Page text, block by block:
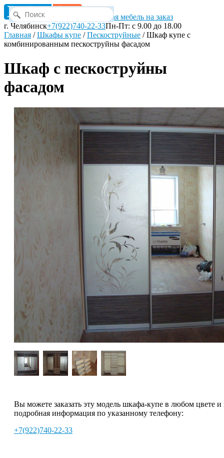
Корпусная мебель на заказ
г. Челябинск+7(922)740-22-33Пн-Пт: с 9.00 до 18.00
Главная /Шкафы купе /Пескоструйные /Шкаф купе с
комбинированным пескоструйны фасадом
Шкаф с пескоструйны
фасадом
Вы можете заказать эту модель шкафа-купе в любом цвете
подробная информация по указанному телефону:
+7(922)740-22-33